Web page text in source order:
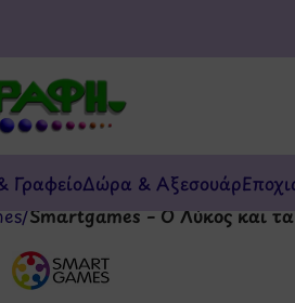
ΓραφείοΔώρα & Αξεσουάρ
/Smartgames – Ο Λύκος και